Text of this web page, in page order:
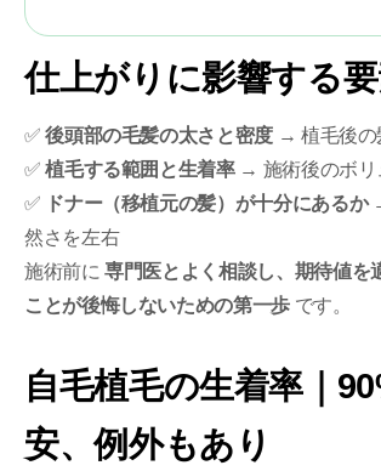
仕上がりに影響する
✅後頭部の毛髪の太さと密度→ 植毛後の
✅植毛する範囲と生着率→ 施術後のボリ
✅
ドナー（移植元の髪）が十分にあるか
然さを左右
施術前に専門医とよく相談し、期待値を
ことが後悔しないための第一歩です。
自毛植毛の生着率｜
安、例外もあり